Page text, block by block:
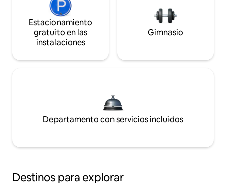
Estacionamiento
gratuito en las
instalaciones
Gimnasio
Departamento con servicios incluidos
Destinos para explorar